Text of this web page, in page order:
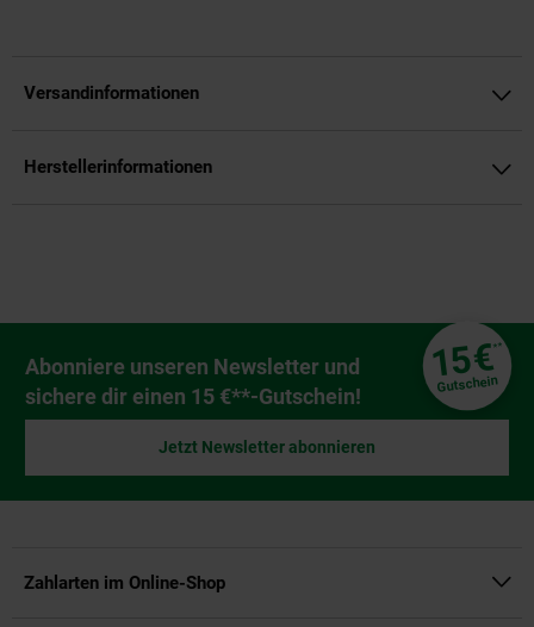
Versandinformationen
Herstellerinformationen
Newsletter Anmeldung
Abonniere unseren Newsletter und
sichere dir einen 15 €**-Gutschein!
15€**
Gutschein
Jetzt Newsletter abonnieren
Zahlarten im Online-Shop